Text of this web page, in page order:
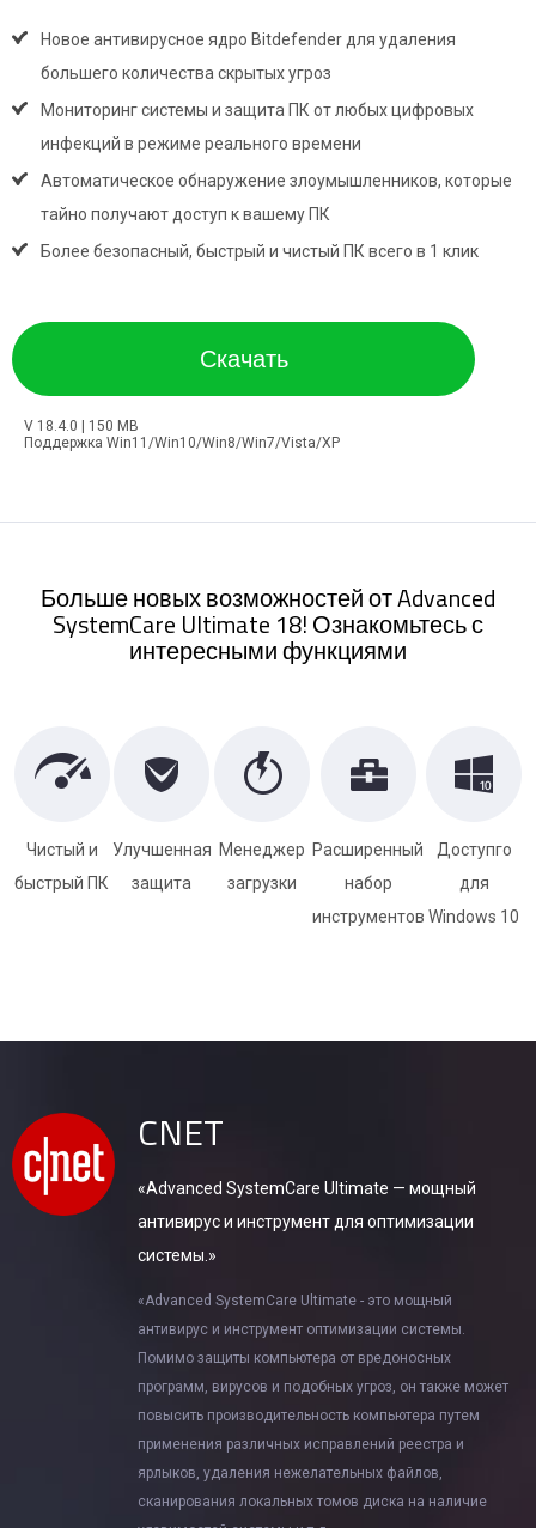
Новое антивирусное ядро Bitdefender для удаления
большего количества скрытых угроз
Мониторинг системы и защита ПК от любых цифровых
инфекций в режиме реального времени
Автоматическое обнаружение злоумышленников, которые
тайно получают доступ к вашему ПК
Более безопасный, быстрый и чистый ПК всего в 1 клик
Скачать
V 18.4.0 | 150 MB
Поддержка Win11/Win10/Win8/Win7/Vista/XP
Больше новых возможностей от Advanced
SystemCare Ultimate 18! Ознакомьтесь с
интересными функциями
Чистый и
быстрый ПК
Улучшенная
защита
Менеджер
загрузки
Расширенный
набор
инструментов
Доступго
для
Windows 10
CNET
«Advanced SystemCare Ultimate — мощный
антивирус и инструмент для оптимизации
системы.»
«Advanced SystemCare Ultimate - это мощный
антивирус и инструмент оптимизации системы.
Помимо защиты компьютера от вредоносных
программ, вирусов и подобных угроз, он также может
повысить производительность компьютера путем
применения различных исправлений реестра и
ярлыков, удаления нежелательных файлов,
сканирования локальных томов диска на наличие